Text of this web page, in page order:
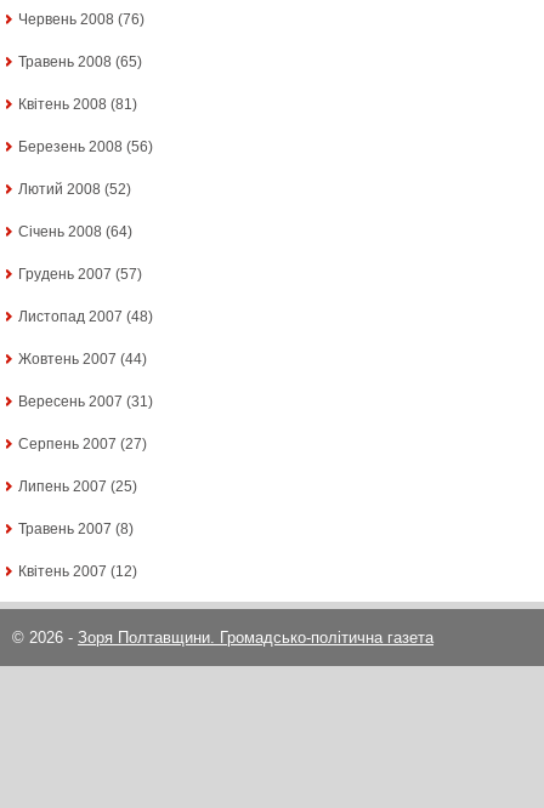
Червень 2008 (76)
Травень 2008 (65)
Квітень 2008 (81)
Березень 2008 (56)
Лютий 2008 (52)
Січень 2008 (64)
Грудень 2007 (57)
Листопад 2007 (48)
Жовтень 2007 (44)
Вересень 2007 (31)
Серпень 2007 (27)
Липень 2007 (25)
Травень 2007 (8)
Квітень 2007 (12)
© 2026 - Зоря Полтавщини. Громадсько-політична газета